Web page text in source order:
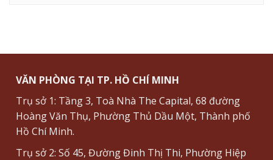
VĂN PHÒNG TẠI TP. HỒ CHÍ MINH
Trụ sở 1: Tầng 3, Toà Nhà The Capital, 68 đường
Hoàng Văn Thụ, Phường Thủ Dầu Một, Thành phố
Hồ Chí Minh.
Trụ sở 2: Số 45, Đường Đinh Thị Thi, Phường Hiệp